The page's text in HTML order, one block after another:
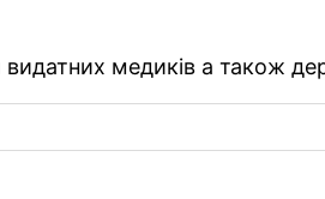
медиків а також